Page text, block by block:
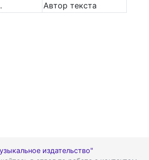
Автор текста
издательство"